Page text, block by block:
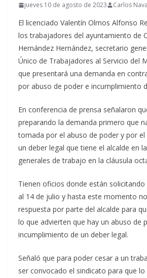
jueves 10 de agosto de 2023 Carlos Nava
El licenciado Valentín Olmos Alfonso
los trabajadores del ayuntamiento de
Hernández Hernández, secretario
Único de Trabajadores al Servicio del
que presentará una demanda en
por abuso de poder e incumplimiento
En conferencia de prensa señalaron
preparando la demanda primero que
tomada por el abuso de poder y por
un deber legal que tiene el alcalde en
generales de trabajo en la cláusula
Tienen oficios donde están solicitando
al 14 de julio y hasta este momento
respuesta por parte del alcalde para
lo que advierten que hay un abuso de
incumplimiento de un deber legal.
Señaló que para poder cesar a un
ser convocado el sindicato para que